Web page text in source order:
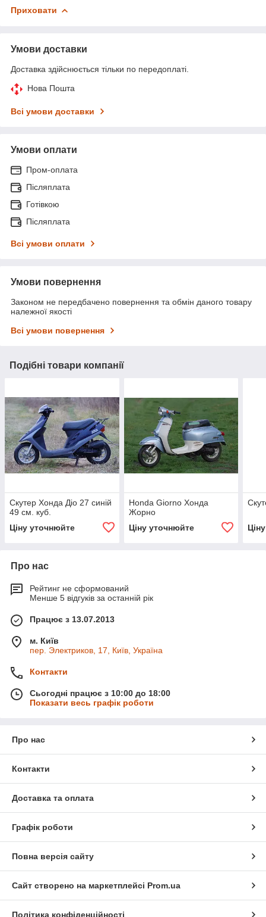
Приховати
Умови доставки
Доставка здійснюється тільки по передоплаті.
Нова Пошта
Всі умови доставки
Умови оплати
Пром-оплата
Післяплата
Готівкою
Післяплата
Всі умови оплати
Умови повернення
Законом не передбачено повернення та обмін даного товару
належної якості
Всі умови повернення
Подібні товари компанії
Скутер Хонда Діо 27 синій
49 см. куб.
Ціну уточнюйте
Honda Giorno Хонда
Жорно
Ціну уточнюйте
Про нас
Рейтинг не сформований
Менше 5 відгуків за останній рік
Працює з 13.07.2013
м. Київ
пер. Электриков, 17, Київ, Україна
Контакти
Сьогодні працює з 10:00 до 18:00
Показати весь графік роботи
Про нас
Контакти
Доставка та оплата
Графік роботи
Повна версія сайту
Сайт створено на маркетплейсі Prom.ua
Політика конфіденційності